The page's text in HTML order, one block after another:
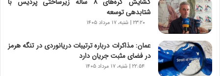
ن
ا
س
ت
|
ب
ر
شتابدهی توسعه
۲۳:۲۰ | شنبه، ۱۷ مرداد ۱۴۰۵
عمان: مذاکرات درباره ترتیبات دریانوردی در تنگه هرمز
در فضای مثبت جریان دارد
۲۲:۵۴ | شنبه، ۱۷ مرداد ۱۴۰۵